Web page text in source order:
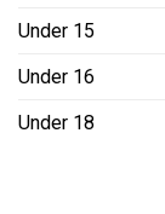
Under 15
Under 16
Under 18